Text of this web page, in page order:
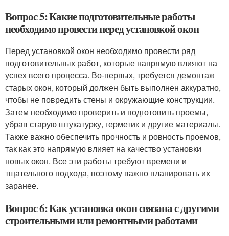
Вопрос 5: Какие подготовительные работы
необходимо провести перед установкой окон
Перед установкой окон необходимо провести ряд
подготовительных работ, которые напрямую влияют на
успех всего процесса. Во-первых, требуется демонтаж
старых окон, который должен быть выполнен аккуратно,
чтобы не повредить стены и окружающие конструкции.
Затем необходимо проверить и подготовить проемы,
убрав старую штукатурку, герметик и другие материалы.
Также важно обеспечить прочность и ровность проемов,
так как это напрямую влияет на качество установки
новых окон. Все эти работы требуют времени и
тщательного подхода, поэтому важно планировать их
заранее.
Вопрос 6: Как установка окон связана с другими
строительными или ремонтными работами